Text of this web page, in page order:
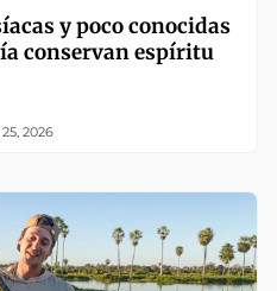
y poco conocidas
conservan espíritu
2026